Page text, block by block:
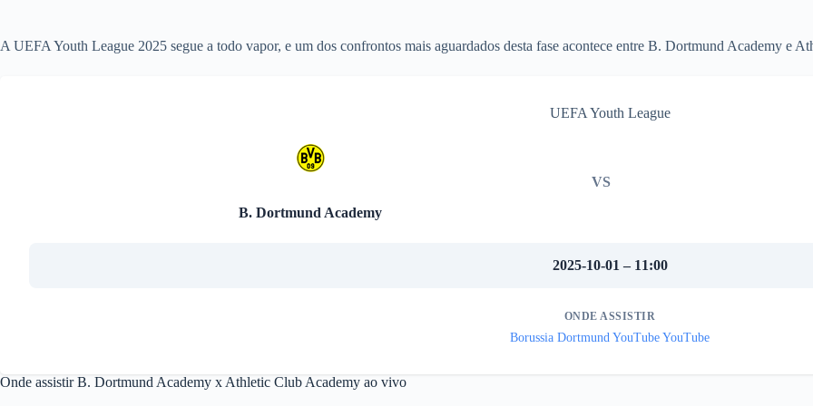
A UEFA Youth League 2025 segue a todo vapor, e um dos confrontos mais aguardados desta fase acontece entre B. Dortmund Academy e
UEFA Youth League
B. Dortmund Academy
VS
2025-10-01 – 11:00
ONDE ASSISTIR
Borussia Dortmund YouTube YouTube
Onde assistir B. Dortmund Academy x Athletic Club Academy ao vivo